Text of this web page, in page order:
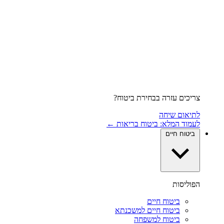
צריכים עזרה בבחירת ביטוח?
לתיאום שיחה
לעמוד המלא: ביטוח בריאות ←
ביטוח חיים
הפוליסות
ביטוח חיים
ביטוח חיים למשכנתא
ביטוח למשפחה